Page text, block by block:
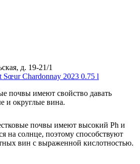
д. 19-21/1
почвы имеют свойство давать
и округлые вина.
почвы имеют высокий Ph и
на солнце, поэтому способствуют
вин с выраженной кислотностью.